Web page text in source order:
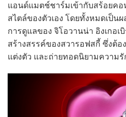
แอนด์แมตช์ชาร์มเข้ากับสร้อยค
สไตล์ของตัวเอง โดยทั้งหมดเป็น
การดูแลของ จิโอวานน่า อิงเกอเ
สร้างสรรค์ของสวารอฟสกี้ ซึ่งต้
แต่งตัว และถ่ายทอดนิยามความ